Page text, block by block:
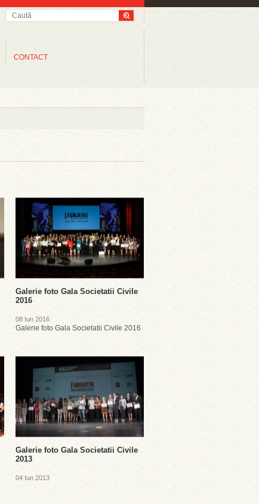
CONTACT
Galerie foto Gala Societatii Civile
2016
08 Iun 2016
Galerie foto Gala Societatii Civile 2016
Galerie foto Gala Societatii Civile
2013
04 Iun 2013